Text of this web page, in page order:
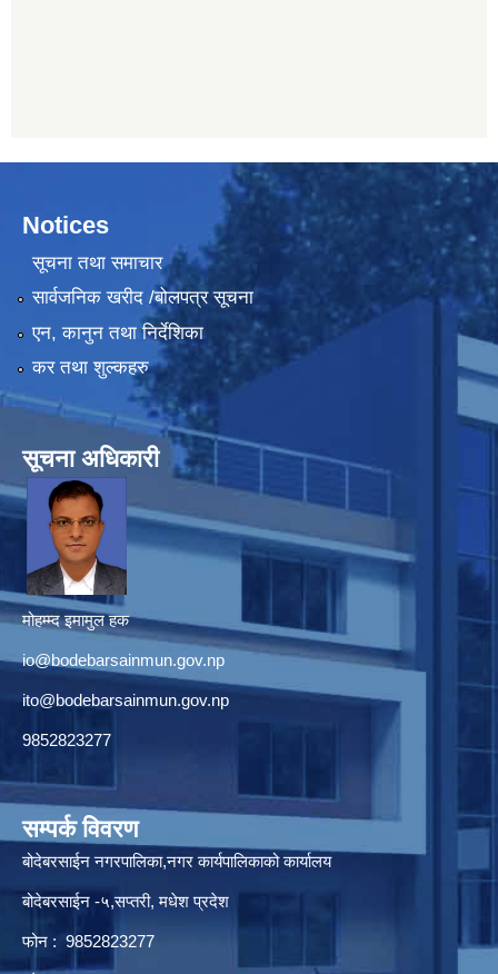
Notices
सूचना तथा समाचार
सार्वजनिक खरीद /बोलपत्र सूचना
एन, कानुन तथा निर्देशिका
कर तथा शुल्कहरु
सूचना अधिकारी
मोहम्म्द इमामुल हक
io@bodebarsainmun.gov.np
ito@bodebarsainmun.gov.np
9852823277
सम्पर्क विवरण
बोदेबरसाईन नगरपालिका,नगर कार्यपालिकाको कार्यालय
बोदेबरसाईन -५,सप्तरी, मधेश प्रदेश
फोन : 9852823277